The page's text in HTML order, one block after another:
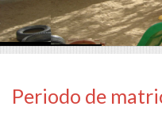
Periodo de